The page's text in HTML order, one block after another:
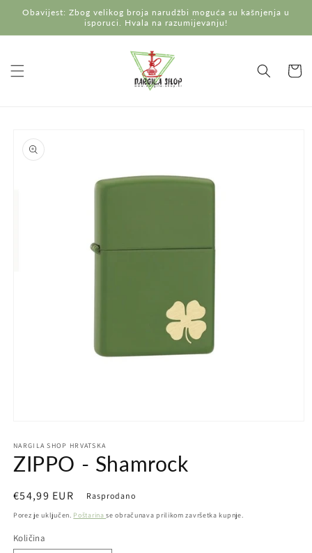
na
Obavijest: Zbog velikog broja narudžbi moguća su kašnjenja u
isporuci. Hvala na razumijevanju!
proizvodu
1
u
dijaloškom
NARGILA SHOP HRVATSKA
ZIPPO - Shamrock
Redovna
cijena
€54,99 EUR Rasprodano
Porez je uključen. Poštarinase obračunava prilikom završetka kupnje.
Količina